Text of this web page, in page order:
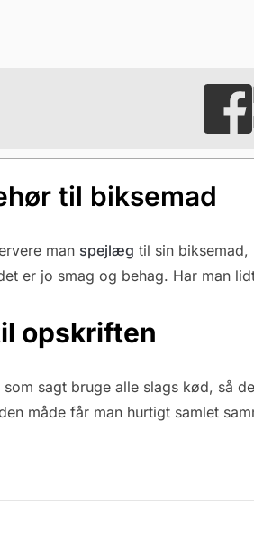
til biksemad
man spejlæg til sin biksemad,
er jo smag og behag. Har man
opskriften
som sagt bruge alle slags kød, så
måde får man hurtigt samlet